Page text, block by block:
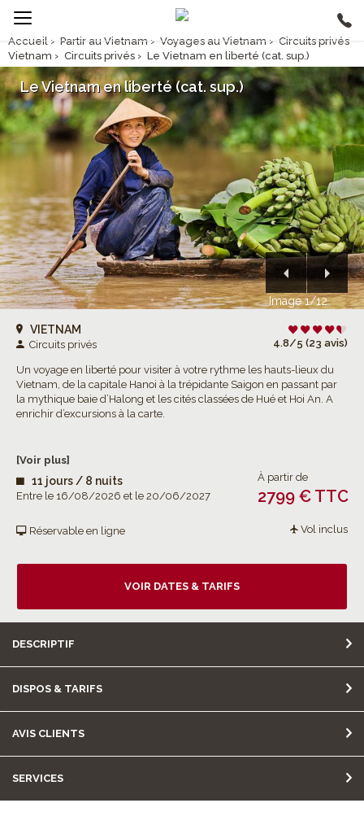
Accueil › Partir au Vietnam › Voyages au Vietnam › Circuits privés
Vietnam › Circuits privés › Le Vietnam en liberté (cat. sup.)
Image 1/12
Le Vietnam en liberté (cat. sup.)
VIETNAM
Circuits privés 4.8/5 (23 avis)
Un voyage en liberté pour visiter à votre rythme les hauts-lieux du
Vietnam, de la capitale Hanoi à la trépidante Saigon en passant par
la mythique baie d’Halong et les cités classées de Hué et Hoi An. A
enrichir d’excursions à la carte.
[Voir plus]
11 jours / 8 nuits
Entre le 16/08/2026 et le 20/06/2027
À partir de
2799 € TTC
Réservable en ligne Vol inclus
VOIR DATES & TARIFS
DESCRIPTIF
DISPOS & TARIFS
AVIS CLIENTS
SERVICES